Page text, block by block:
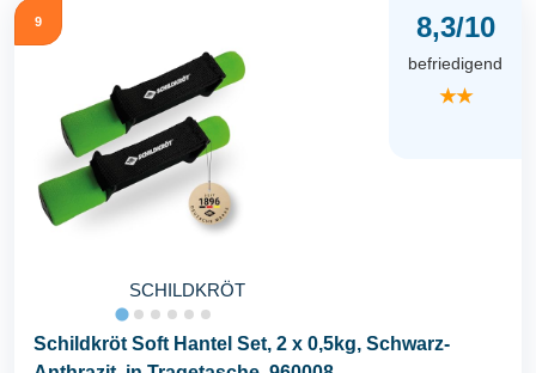
9
SCHILDKRÖT
8,3/10
befriedigend
★★
Schildkröt Soft Hantel Set, 2 x 0,5kg, Schwarz-